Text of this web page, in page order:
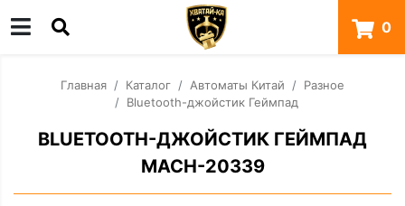
0
Главная Каталог Автоматы Китай
Разное
Bluetooth-джойстик Геймпад
BLUETOOTH-ДЖОЙСТИК ГЕЙМПАД
MACH-20339